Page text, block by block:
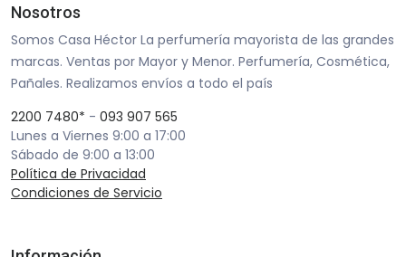
Nosotros
Somos Casa Héctor La perfumería mayorista de las grandes
marcas. Ventas por Mayor y Menor. Perfumería, Cosmética,
Pañales. Realizamos envíos a todo el país
2200 7480* - 093 907 565
Lunes a Viernes 9:00 a 17:00
Sábado de 9:00 a 13:00
Política de Privacidad
Condiciones de Servicio